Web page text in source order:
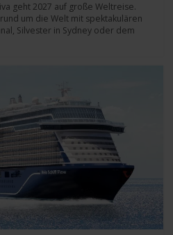
geht 2027 auf große Weltreise.
um die Welt mit spektakulären
Silvester in Sydney oder dem